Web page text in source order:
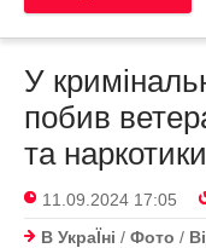
У
побив
та
11.09.2024 17:05
В УкраЇнi / Фото /